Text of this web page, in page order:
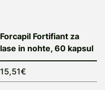
Forcapil Fortifiant za
lase in nohte, 60 kapsul
15,51€